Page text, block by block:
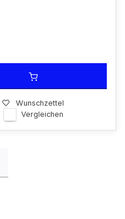
Wunschzettel
Vergleichen